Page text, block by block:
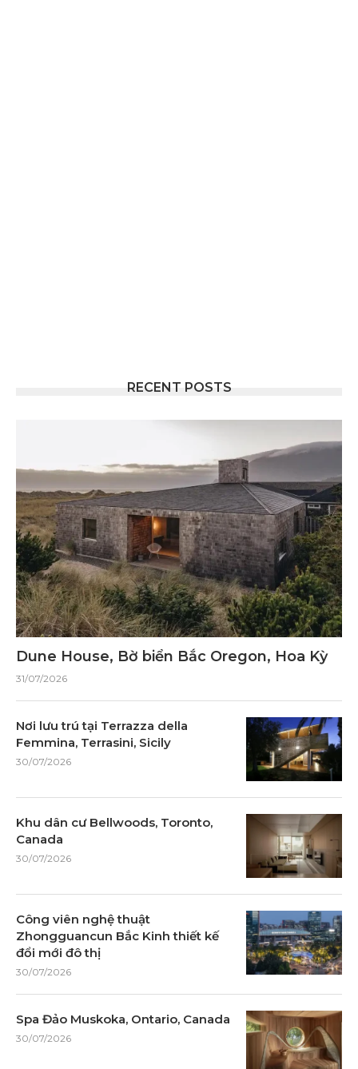
RECENT POSTS
Dune House, Bờ biển Bắc Oregon, Hoa Kỳ
31/07/2026
Nơi lưu trú tại Terrazza della
Femmina, Terrasini, Sicily
30/07/2026
Khu dân cư Bellwoods, Toronto,
Canada
30/07/2026
Công viên nghệ thuật
Zhongguancun Bắc Kinh thiết kế
đổi mới đô thị
30/07/2026
Spa Đảo Muskoka, Ontario, Canada
30/07/2026